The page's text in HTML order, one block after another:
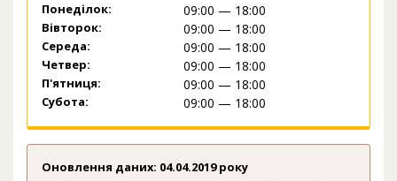
Понеділок: 09:00 — 18:00
Вівторок: 09:00 — 18:00
Середа: 09:00 — 18:00
Четвер: 09:00 — 18:00
П'ятниця: 09:00 — 18:00
Субота: 09:00 — 18:00
Оновлення даних: 04.04.2019 року